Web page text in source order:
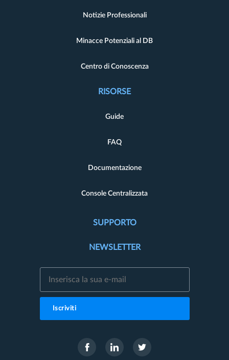
Notizie Professionali
Minacce Potenziali al DB
Centro di Conoscenza
RISORSE
Guide
FAQ
Documentazione
Console Centralizzata
SUPPORTO
NEWSLETTER
Iscriviti